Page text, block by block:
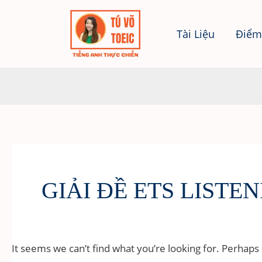
Tài Liệu
GIẢI ĐỀ ETS
It seems we can’t find what you’re looking for.